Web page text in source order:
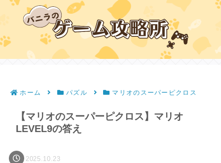
ホーム パズル マリオのスーパーピクロス
【マリオのスーパーピクロス】マリオ
LEVEL9の答え
2025.10.23